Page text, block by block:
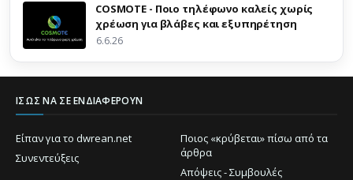
COSMOTE - Ποιο τηλέφωνο καλείς χωρίς
χρέωση για βλάβες και εξυπηρέτηση
6.6.26
ΊΣΩΣ ΝΑ ΣΕ ΕΝΔΙΑΦΈΡΟΥΝ
Είπαν για το dwrean.net
Ποιος «κρύβεται» πίσω από τα
άρθρα
Συνεντεύξεις
Απόψεις - Συμβουλές